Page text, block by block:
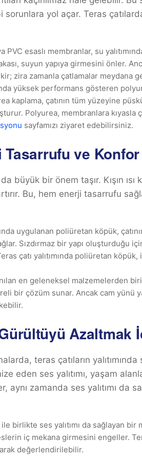
yol açar. Teras
PVC esaslı membranlar, su
suyun yapıya girmesini önler.
zira zamanla çatlamalar meydana
yüksek performans gösteren
kaplama, çatının tüm yüzeyine
Polyurea, membranlara kıyasla
sayfamızı ziyaret edebilirsiniz.
Tasarrufu ve
büyük bir önem taşır. Kışın ısı
Bu, hem enerji tasarrufu
uygulanan poliüretan köpük,
Sızdırmaz bir yapı oluşturduğu
çatı yalıtımında poliüretan köpük,
en geleneksel malzemelerden
bir çözüm sunar. Ancak cam yünü
Gürültüyü
teras çatıların yalıtımında
eden ses yalıtımı, yaşam
aynı zamanda ses yalıtımı da
ile birlikte ses yalıtımı da sağlayan
iç mekana girmesini engeller.
değerlendirilebilir.